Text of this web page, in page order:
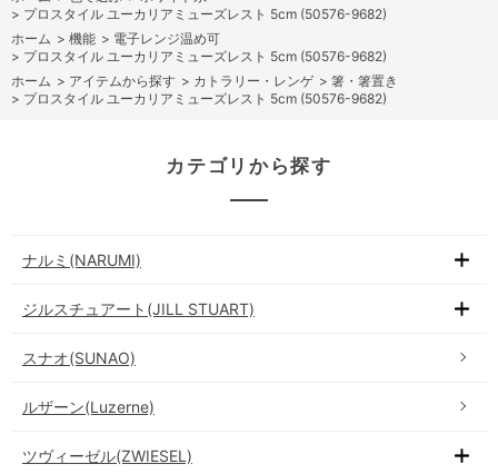
> プロスタイル ユーカリアミューズレスト 5cm (50576-9682)
ホーム > 機能 > 電子レンジ温め可
> プロスタイル ユーカリアミューズレスト 5cm (50576-9682)
ホーム > アイテムから探す > カトラリー・レンゲ > 箸・箸置き
> プロスタイル ユーカリアミューズレスト 5cm (50576-9682)
カテゴリから探す
ナルミ(NARUMI)
ジルスチュアート(JILL STUART)
スナオ(SUNAO)
ルザーン(Luzerne)
ツヴィーゼル(ZWIESEL)